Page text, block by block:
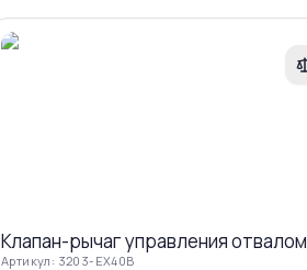
Клапан-рычаг управления отвалом
Артикул: 3203-EX40B